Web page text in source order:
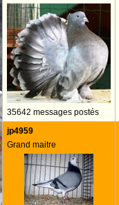
35642 messages postés
jp4959
Grand maitre